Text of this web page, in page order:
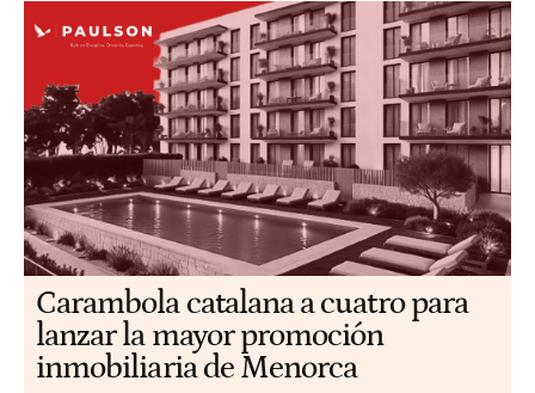
Carambola catalana a cuatro para
lanzar la mayor promoción
inmobiliaria de Menorca